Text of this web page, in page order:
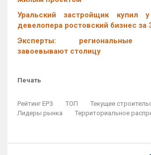
Уральский застройщик купил у
девелопера ростовский бизнес за
Эксперты: региональные
завоевывают столицу
Печать
Рейтинг ЕРЗ ТОП
Текущее
Лидеры рынка
Территориальное